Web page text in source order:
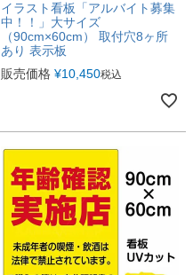
イラスト看板「アルバイト募集
中！！」大サイズ
（90cm×60cm） 取付穴8ヶ所
あり 表示板
販売価格 ¥10,450税込